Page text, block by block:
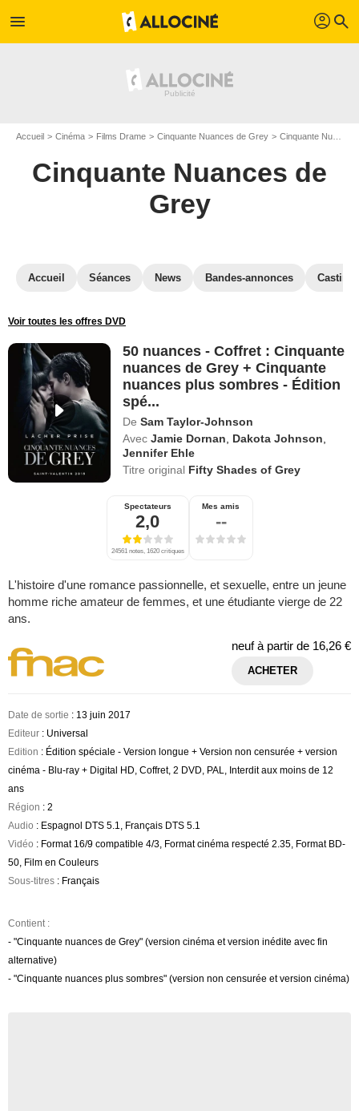
menu profil search
Accueil Cinéma Films Drame Cinquante Nuances de Grey Cinquante Nuances de Grey en Blu Ray
Cinquante Nuances de
Grey
Accueil Séances News Bandes-annonces Casting
Voir toutes les offres DVD
50 nuances - Coffret : Cinquante
nuances de Grey + Cinquante
nuances plus sombres - Édition
spé...
De Sam Taylor-Johnson
Avec Jamie Dornan Dakota Johnson
Jennifer Ehle
Titre original Fifty Shades of Grey
Spectateurs
2,0
24561 notes, 1620 critiques
Mes amis
--
L'histoire d'une romance passionnelle, et sexuelle, entre un jeune
homme riche amateur de femmes, et une étudiante vierge de 22
ans.
neuf à partir de 16,26 €
ACHETER
Date de sortie : 13 juin 2017
Editeur : Universal
Edition : Édition spéciale - Version longue + Version non censurée + version
cinéma - Blu-ray + Digital HD, Coffret, 2 DVD, PAL, Interdit aux moins de 12
ans
Région : 2
Audio : Espagnol DTS 5.1, Français DTS 5.1
Vidéo : Format 16/9 compatible 4/3, Format cinéma respecté 2.35, Format BD-
50, Film en Couleurs
Sous-titres : Français
Contient :
- "Cinquante nuances de Grey" (version cinéma et version inédite avec fin
alternative)
- "Cinquante nuances plus sombres" (version non censurée et version cinéma)